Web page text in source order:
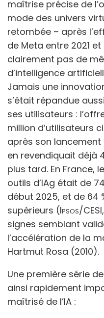
maîtrise précise de
mode des univers
retombée – après
de Meta entre 2021 et
clairement pas de
d’intelligence
Jamais une
s’était répandue
ses utilisateurs :
million d’utilisateurs
après son lancement
en revendiquait déjà
plus tard. En France,
outils d’IAg était de
début 2025, et de 64
supérieurs (Ipsos/CESI
signes semblant
l’accélération de la
Hartmut Rosa (2010).
Une première série
ainsi rapidement
maîtrisé de l’IA :